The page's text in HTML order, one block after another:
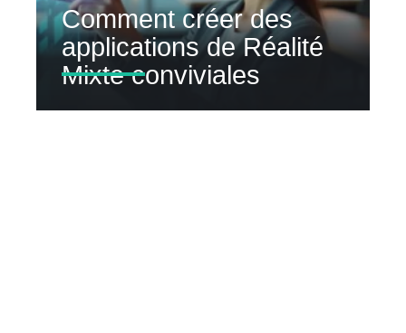
Comment créer des
applications de Réalité
Mixte conviviales